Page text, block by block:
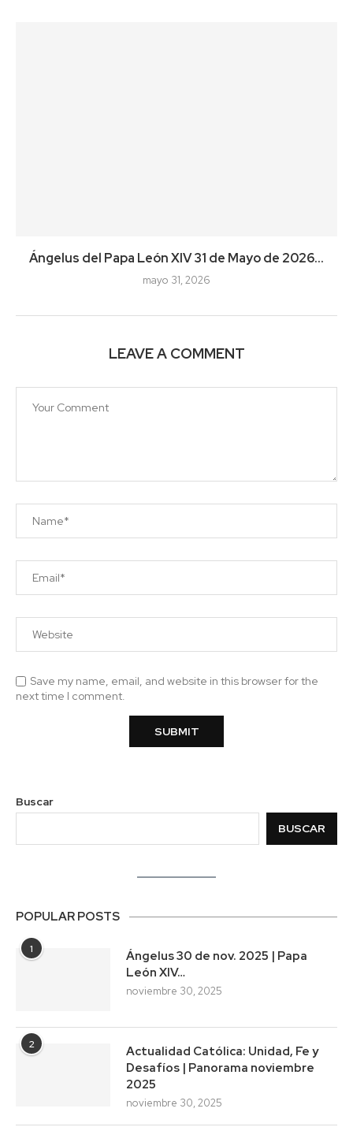
Ángelus del Papa León XIV 31 de Mayo de 2026...
mayo 31, 2026
LEAVE A COMMENT
Save my name, email, and website in this browser for the
next time I comment.
Buscar
BUSCAR
POPULAR POSTS
1
Ángelus 30 de nov. 2025 | Papa
León XIV…
noviembre 30, 2025
2
Actualidad Católica: Unidad, Fe y
Desafíos | Panorama noviembre
2025
noviembre 30, 2025